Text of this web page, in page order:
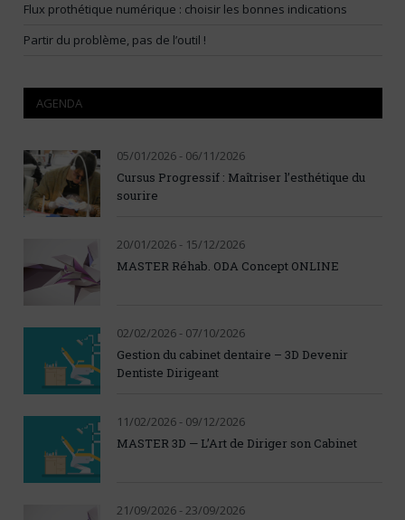
Flux prothétique numérique : choisir les bonnes indications
Partir du problème, pas de l’outil !
AGENDA
05/01/2026 - 06/11/2026
Cursus Progressif : Maîtriser l’esthétique du
sourire
20/01/2026 - 15/12/2026
MASTER Réhab. ODA Concept ONLINE
02/02/2026 - 07/10/2026
Gestion du cabinet dentaire – 3D Devenir
Dentiste Dirigeant
11/02/2026 - 09/12/2026
MASTER 3D — L’Art de Diriger son Cabinet
21/09/2026 - 23/09/2026